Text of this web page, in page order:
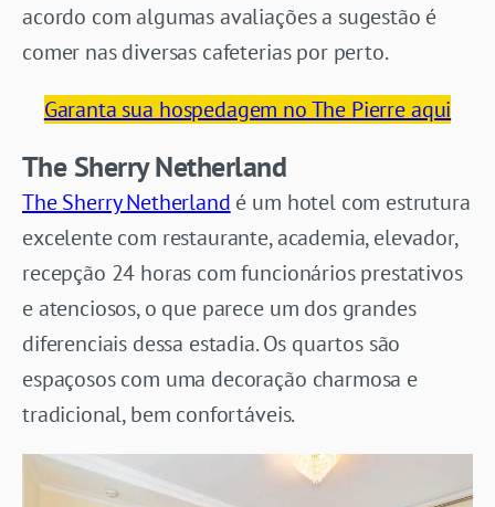
acordo com algumas avaliações a sugestão é
comer nas diversas cafeterias por perto.
Garanta sua hospedagem no The Pierre aqui
The Sherry Netherland
The Sherry Netherland é um hotel com estrutura
excelente com restaurante, academia, elevador,
recepção 24 horas com funcionários prestativos
e atenciosos, o que parece um dos grandes
diferenciais dessa estadia. Os quartos são
espaçosos com uma decoração charmosa e
tradicional, bem confortáveis.